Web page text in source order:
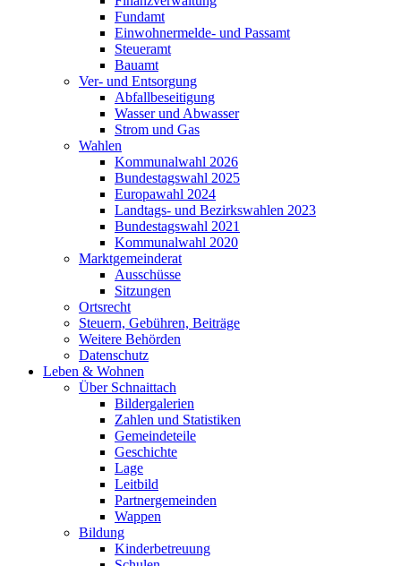
Fundamt
Einwohnermelde- und Passamt
Steueramt
Bauamt
Ver- und Entsorgung
Abfallbeseitigung
Wasser und Abwasser
Strom und Gas
Wahlen
Kommunalwahl 2026
Bundestagswahl 2025
Europawahl 2024
Landtags- und Bezirkswahlen 2023
Bundestagswahl 2021
Kommunalwahl 2020
Marktgemeinderat
Ausschüsse
Sitzungen
Ortsrecht
Steuern, Gebühren, Beiträge
Weitere Behörden
Datenschutz
Leben & Wohnen
Über Schnaittach
Bildergalerien
Zahlen und Statistiken
Gemeindeteile
Geschichte
Lage
Leitbild
Partnergemeinden
Wappen
Bildung
Kinderbetreuung